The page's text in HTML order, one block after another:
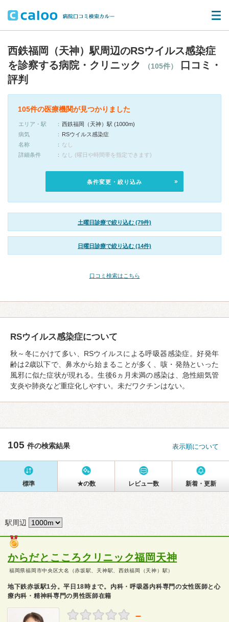
西鉄福岡（天神）駅周辺のRSウイルス感染症
を診察する病院・クリニック
（105件）
口コミ・
評判
105件の医療機関が見つかりました
エリア・駅
西鉄福岡（天神）駅 (1000m)
病気
RSウイルス感染症
名称
なし
詳細条件
なし (曜日や時間帯を指定できます)
条件変更・絞り込み
土曜日診療で絞り込む (79件)
日曜日診療で絞り込む (14件)
口コミ検索はこちら
RSウイルス感染症について
秋～冬にかけて多い、RSウイルスによる呼吸器感染症。好発年
齢は2歳以下で、鼻水から始まることが多く、咳・発熱といった
風邪に似た症状が現れる。生後6ヵ月未満の感染は、急性細気管
支炎や肺炎など重症化しやすい。未だワクチンはない。
105 件の検索結果 表示順について
標準 ★の数 レビュー数 新着・更新
駅周辺
からだとこころクリニック福岡天神
福岡県福岡市中央区大名（赤坂駅、天神駅、西鉄福岡（天神）駅）
地下鉄赤坂駅1分。平日18時まで。内科・呼吸器内科専門の女性医師と心
療内科・精神科専門の男性医師在籍
－